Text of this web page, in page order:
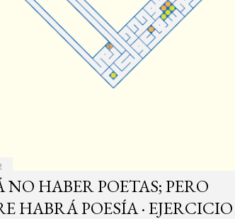
NO HABER POETAS; PERO
HABRÁ POESÍA · EJERCICIO